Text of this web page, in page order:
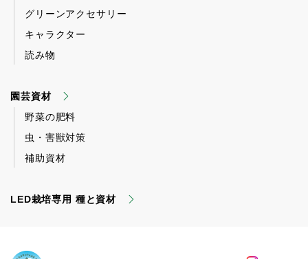
グリーンアクセサリー
キャラクター
読み物
園芸資材
野菜の肥料
虫・害獣対策
補助資材
LED栽培専用 種と資材